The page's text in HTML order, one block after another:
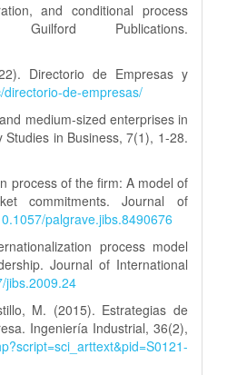
and conditional process
Publications.
Directorio de Empresas y
de-empresas/
medium-sized enterprises in
in Business, 7(1), 1-28.
process of the firm: A model of
commitments. Journal of
palgrave.jibs.8490676
process model
Journal of International
jibs.2009.24
M. (2015). Estrategias de
Ingeniería Industrial, 36(2),